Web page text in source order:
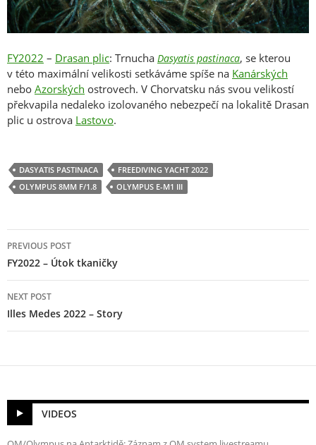
FY2022 – Drasan plic: Trnucha Dasyatis pastinaca, se kterou
v této maximální velikosti setkáváme spíše na Kanárských
nebo Azorských ostrovech. V Chorvatsku nás svou velikostí
překvapila nedaleko izolovaného nebezpečí na lokalitě Drasan
plic u ostrova Lastovo.
DASYATIS PASTINACA
FREEDIVING YACHT 2022
OLYMPUS 8MM F/1.8
OLYMPUS E-M1 III
navigation
PREVIOUS POST
FY2022 – Útok tkaničky
NEXT POST
Illes Medes 2022 – Story
VIDEOS